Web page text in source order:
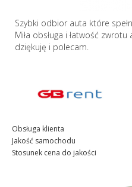
Szybki odbior auta które
Miła obsługa i łatwość
dziękuję i polecam.
Obsługa klienta
Jakość samochodu
Stosunek cena do jakości